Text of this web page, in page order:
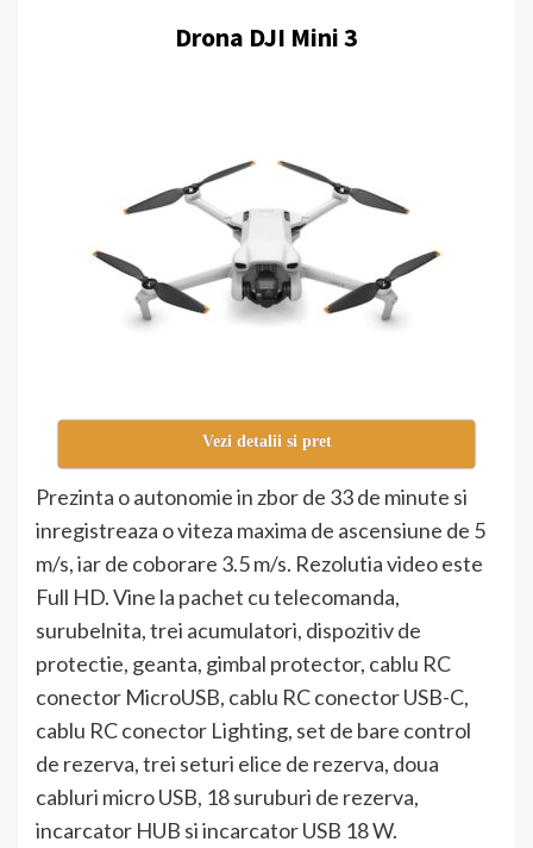
Drona DJI Mini 3
Vezi detalii si pret
Prezinta o autonomie in zbor de 33 de minute si
inregistreaza o viteza maxima de ascensiune de 5
m/s, iar de coborare 3.5 m/s. Rezolutia video este
Full HD. Vine la pachet cu telecomanda,
surubelnita, trei acumulatori, dispozitiv de
protectie, geanta, gimbal protector, cablu RC
conector MicroUSB, cablu RC conector USB-C,
cablu RC conector Lighting, set de bare control
de rezerva, trei seturi elice de rezerva, doua
cabluri micro USB, 18 suruburi de rezerva,
incarcator HUB si incarcator USB 18 W.